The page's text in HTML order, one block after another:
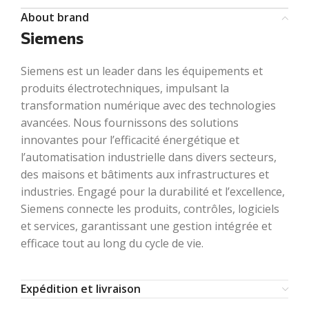
About brand
Siemens
Siemens est un leader dans les équipements et
produits électrotechniques, impulsant la
transformation numérique avec des technologies
avancées. Nous fournissons des solutions
innovantes pour l’efficacité énergétique et
l’automatisation industrielle dans divers secteurs,
des maisons et bâtiments aux infrastructures et
industries. Engagé pour la durabilité et l’excellence,
Siemens connecte les produits, contrôles, logiciels
et services, garantissant une gestion intégrée et
efficace tout au long du cycle de vie.
Expédition et livraison